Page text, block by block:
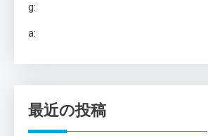
g:
a:
最近の投稿